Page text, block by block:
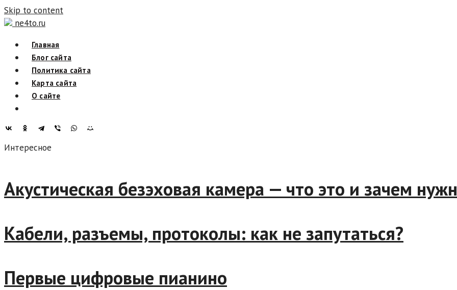
Skip to content
ne4to.ru
Главная
Блог сайта
Политика сайта
Карта сайта
О сайте
Интересное
Акустическая безэховая камера — что это и зачем
Кабели, разъемы, протоколы: как не запутаться?
Первые цифровые пианино